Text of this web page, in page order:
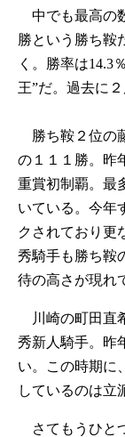
中でも最高の
勝という勝ち鞍
く。勝率は14.3
王”だ。過去に
勝ち鞍２位の
の１１１勝。昨
重賞初制覇。最
いている。今年
クされており更
秀騎手も勝ち鞍
待の高さが現れ
川崎の町田直
秀新人騎手。昨
い。この時期に
しているのは立
さてもうひと